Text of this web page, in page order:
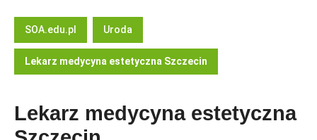
Button
SOA.edu.pl Uroda
Lekarz medycyna estetyczna Szczecin
Lekarz medycyna estetyczna